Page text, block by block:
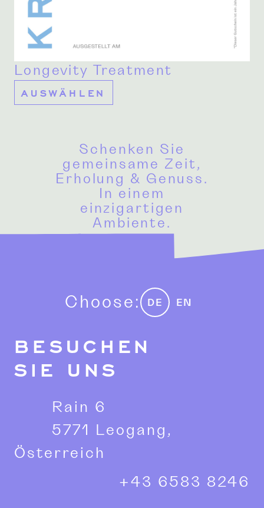
Longevity Treatment
AUSWÄHLEN
Schenken Sie
gemeinsame Zeit,
Erholung & Genuss.
In einem
einzigartigen
Ambiente.
BESUCHEN
SIE UNS
Rain 6
5771 Leogang,
Österreich
+43 6583 8246
Choose: DE EN